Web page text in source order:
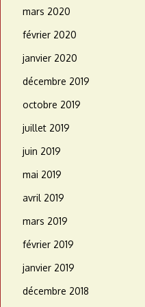
mars 2020
février 2020
janvier 2020
décembre 2019
octobre 2019
juillet 2019
juin 2019
mai 2019
avril 2019
mars 2019
février 2019
janvier 2019
décembre 2018